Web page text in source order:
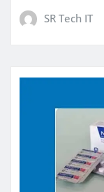
SR Tech IT